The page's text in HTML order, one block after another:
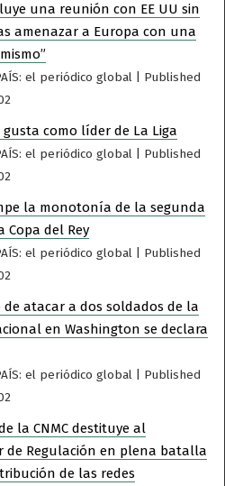
una reunión con EE UU sin
amenazar a Europa con una
el periódico global
Published
gusta como líder de La Liga
el periódico global
Published
la monotonía de la segunda
Copa del Rey
el periódico global
Published
de atacar a dos soldados de la
en Washington se declara
el periódico global
Published
la CNMC destituye al
de Regulación en plena batalla
de las redes